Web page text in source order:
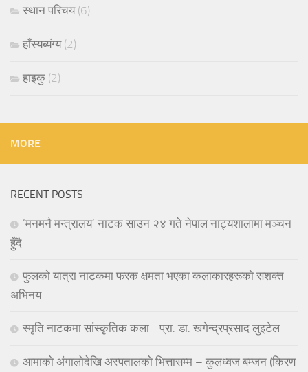
स्थान परिचय(6)
हाँस्यब्यंग्य(2)
हाइकु (2)
MORE
RECENT POSTS
‘मनमनै मन्त्रालय’ नाटक साउन २४ गते नेपाल नाट्यशालामा मञ्चन
हुँदै
फुलको यात्रा नाटकमा फरक क्षमता भएका कलाकारहरूको सशक्त
अभिनय
स्मृति नाटकमा सांस्कृतिक कला –प्रा. डा. खगेन्द्रप्रसाद लुइटेल
आमाको अंगालोदेखि अस्पतालको भित्तासम्म – कुलध्वज बम्जन (किरण